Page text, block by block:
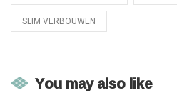
SLIM VERBOUWEN
You may also like